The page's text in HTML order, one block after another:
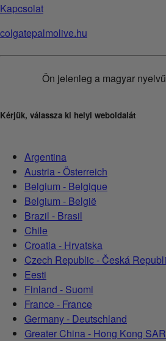
Kapcsolat
colgatepalmolive.hu
Ön jelenleg a magyar
Kérjük, válassza ki helyi weboldalát
Argentina
Austria - Österreich
Belgium - Belgique
Belgium - België
Brazil - Brasil
Chile
Croatia - Hrvatska
Czech Republic - Česká
Eesti
Finland - Suomi
France - France
Germany - Deutschland
Greater China - Hong Kong SAR